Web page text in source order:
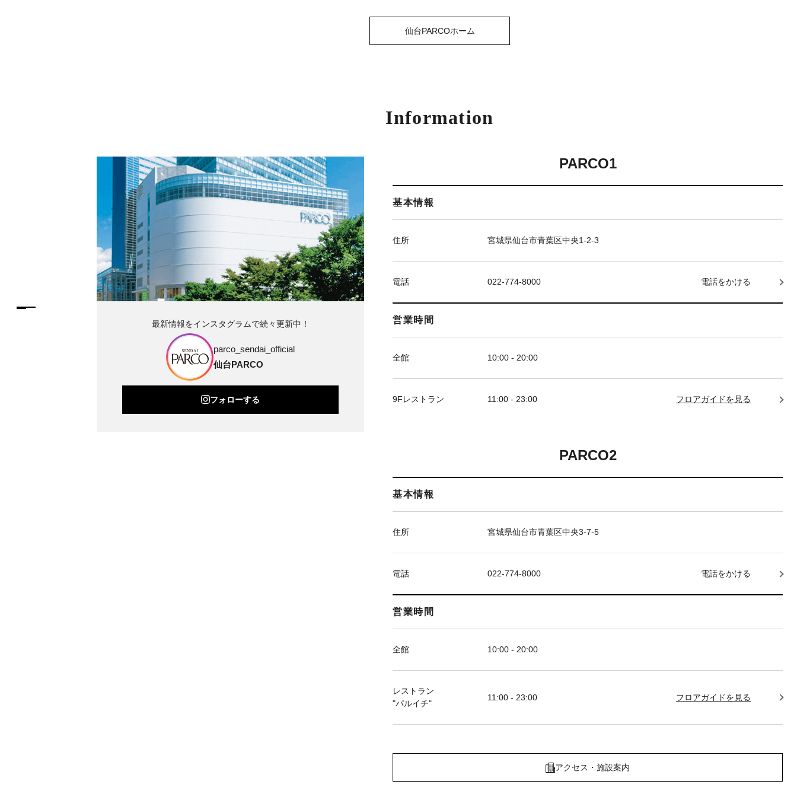
仙台PARCOホーム
Information
PARCO1
基本情報
住所 宮城県仙台市青葉区中央1-2-3
電話 022-774-8000 電話をかける
営業時間
全館 10:00 - 20:00
9Fレストラン 11:00 - 23:00 フロアガイドを見る
PARCO2
基本情報
住所 宮城県仙台市青葉区中央3-7-5
電話 022-774-8000 電話をかける
営業時間
全館 10:00 - 20:00
レストラン
"パルイチ"
11:00 - 23:00 フロアガイドを見る
アクセス・施設案内
最新情報をインスタグラムで続々更新中！
parco_sendai_official
仙台PARCO
フォローする